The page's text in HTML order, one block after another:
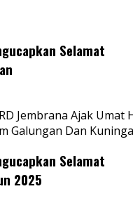
Selamat
Jembrana Ajak
Galungan Dan
Selamat
2025